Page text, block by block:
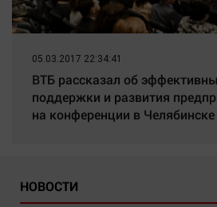
05.03.2017 22:34:41
ВТБ рассказал об
поддержки и развития
на конференции в Челябинске
НОВОСТИ